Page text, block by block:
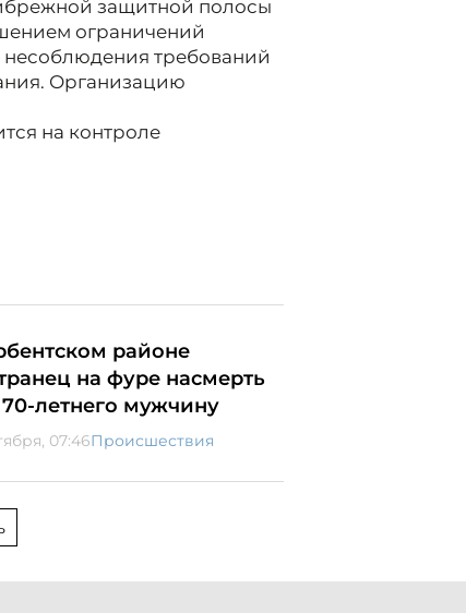
защитной полосы
ограничений
несоблюдения требований
Организацию
на контроле
районе
на фуре насмерть
летнего мужчину
07:46Происшествия